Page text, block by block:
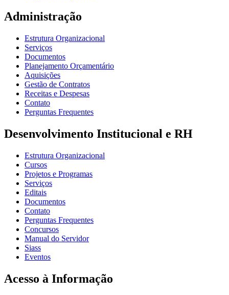
Administração
Estrutura Organizacional
Serviços
Documentos
Planejamento Orçamentário
Aquisições
Gestão de Contratos
Receitas e Despesas
Contato
Perguntas Frequentes
Desenvolvimento Institucional e RH
Estrutura Organizacional
Cursos
Projetos e Programas
Serviços
Editais
Documentos
Contato
Perguntas Frequentes
Concursos
Manual do Servidor
Siass
Eventos
Acesso à Informação